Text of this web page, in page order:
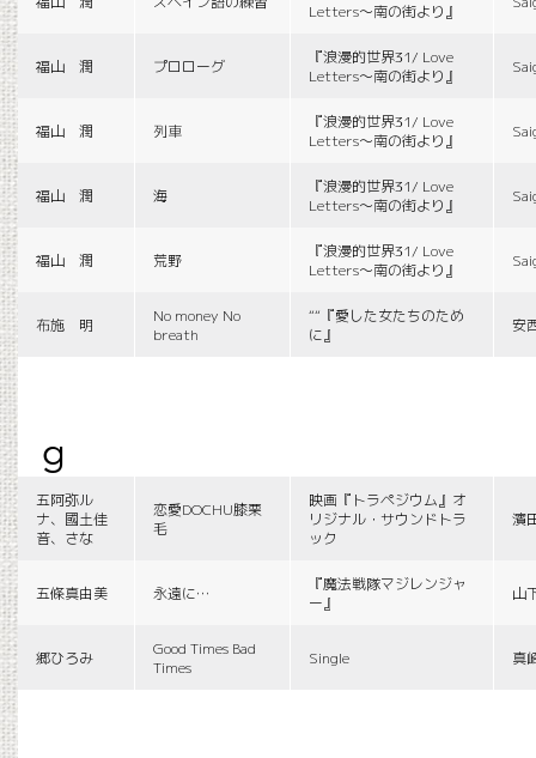
Letters〜南の街より』
福山 潤 プロローグ
『浪漫的世界31/ Love
Letters〜南の街より』
福山 潤 列車
『浪漫的世界31/ Love
Letters〜南の街より』
福山 潤 海
『浪漫的世界31/ Love
Letters〜南の街より』
福山 潤 荒野
『浪漫的世界31/ Love
Letters〜南の街より』
布施 明
No money No
breath
““『愛した女たちのため
に』
安
g
五阿弥ル
ナ、國土佳
音、さな
恋愛DOCHU膝栗
毛
映画『トラペジウム』オ
リジナル・サウンドトラ
ック
濱
五條真由美 永遠に…
『魔法戦隊マジレンジャ
ー』
山
郷ひろみ
Good Times Bad
Times
Single 真